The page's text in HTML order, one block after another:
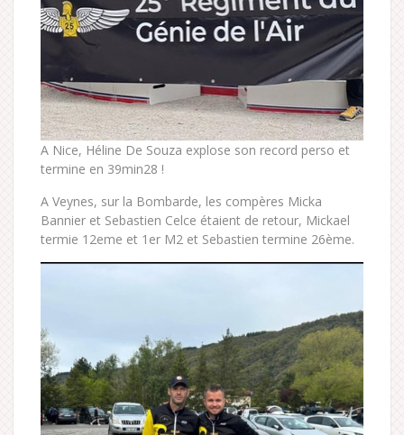
A Nice, Héline De Souza explose son record perso et
termine en 39min28 !
A Veynes, sur la Bombarde, les compères Micka
Bannier et Sebastien Celce étaient de retour, Mickael
termie 12eme et 1er M2 et Sebastien termine 26ème.